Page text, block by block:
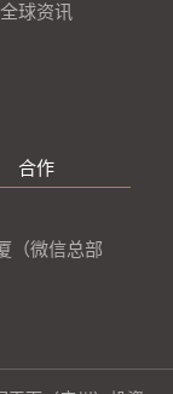
全球资讯
合作
（微信总部